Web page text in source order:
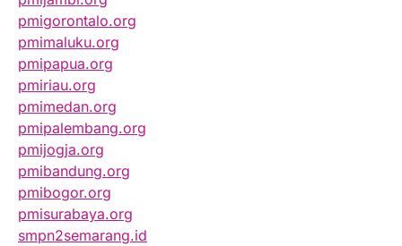
pmigorontalo.org
pmimaluku.org
pmipapua.org
pmiriau.org
pmimedan.org
pmipalembang.org
pmijogja.org
pmibandung.org
pmibogor.org
pmisurabaya.org
smpn2semarang.id